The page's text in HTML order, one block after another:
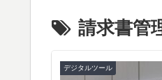
請求書管
デジタルツール